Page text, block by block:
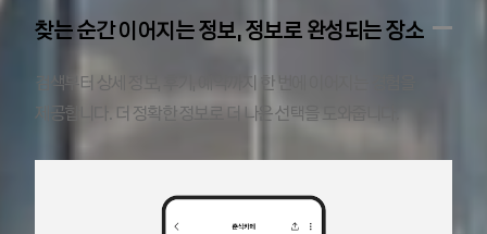
찾는 순간 이어지는 정보, 정보로 완성되는 장소
검색부터 상세 정보, 후기, 예약까지 한 번에 이어지는 경험을
제공합니다. 더 정확한 정보로 더 나은 선택을 도와줍니다.